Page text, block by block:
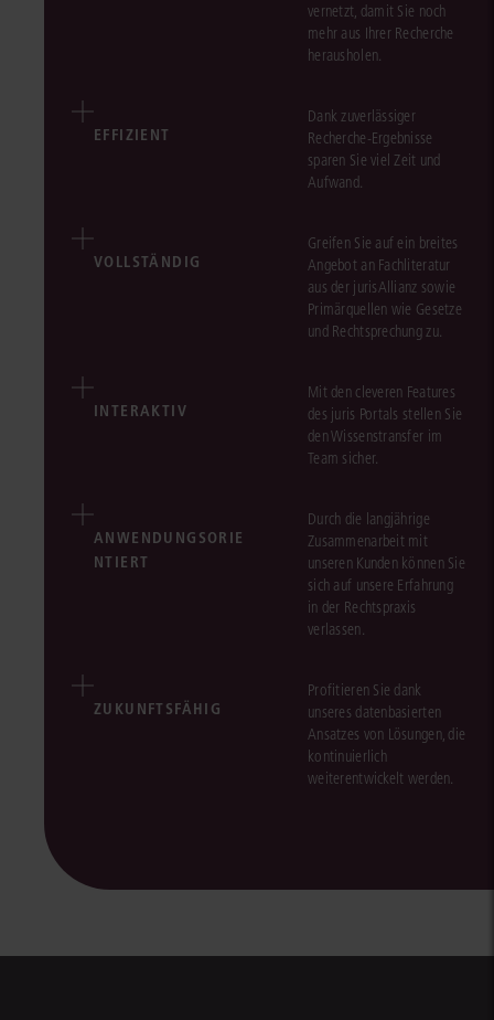
vernetzt, damit Sie noch
mehr aus Ihrer Recherche
herausholen.
EFFIZIENT
Dank zuverlässiger
Recherche-Ergebnisse
sparen Sie viel Zeit und
Aufwand.
VOLLSTÄNDIG
Greifen Sie auf ein breites
Angebot an Fachliteratur
aus der jurisAllianz sowie
Primärquellen wie Gesetze
und Rechtsprechung zu.
INTERAKTIV
Mit den cleveren Features
des juris Portals stellen Sie
den Wissenstransfer im
Team sicher.
ANWENDUNGSORIE
NTIERT
Durch die langjährige
Zusammenarbeit mit
unseren Kunden können Sie
sich auf unsere Erfahrung
in der Rechtspraxis
verlassen.
ZUKUNFTSFÄHIG
Profitieren Sie dank
unseres datenbasierten
Ansatzes von Lösungen, die
kontinuierlich
weiterentwickelt werden.